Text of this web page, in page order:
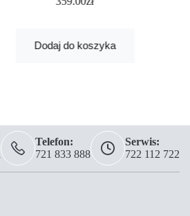
Dodaj do koszyka
Telefon:
721 833 888
Serwis:
722 112 722